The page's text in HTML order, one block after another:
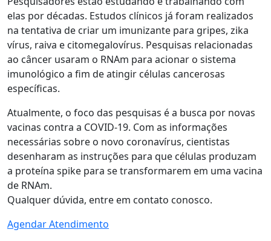
elas por décadas. Estudos clínicos já foram realizados
na tentativa de criar um imunizante para gripes, zika
vírus, raiva e citomegalovírus. Pesquisas relacionadas
ao câncer usaram o RNAm para acionar o sistema
imunológico a fim de atingir células cancerosas
específicas.
Atualmente, o foco das pesquisas é a busca por novas
vacinas contra a COVID-19. Com as informações
necessárias sobre o novo coronavírus, cientistas
desenharam as instruções para que células produzam
a proteína spike para se transformarem em uma vacina
de RNAm.
Qualquer dúvida, entre em contato conosco.
Agendar Atendimento